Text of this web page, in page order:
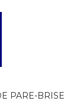
PARE-BRISE